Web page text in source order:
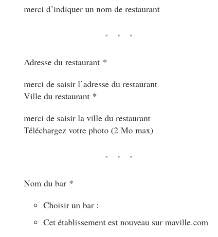
merci d’indiquer un nom de restaurant
Adresse du restaurant *
merci de saisir l’adresse du restaurant
Ville du restaurant *
merci de saisir la ville du restaurant
Téléchargez votre photo (2 Mo max)
Nom du bar *
Choisir un bar :
Cet établissement est nouveau sur maville.com